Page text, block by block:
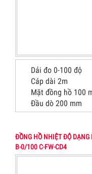
Dải đo 0-100 độ
Cáp dài 2m
Mặt đồng hồ 100
Đầu dò 200 mm
ĐỒNG HỒ NHIỆT ĐỘ
B-0/100 C-FW-CD4